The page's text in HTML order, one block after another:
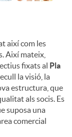
així com les
Així mateix,
fixats al Pla
la visió, la
estructura, que
als socis. Es
suposa una
comercial